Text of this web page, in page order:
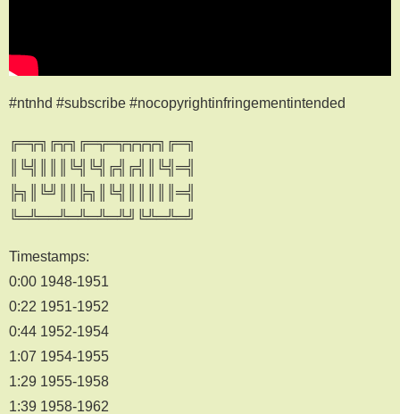
#ntnhd #subscribe #nocopyrightinfringementintended
╔═╦╗╔╦╗╔═╦═╦╦╦╦╗╔═╗
║╚╣║║║╚╣╚╣╔╣╔╣║╚╣═╣
╠╗║╚╝║║╠╗║╚╣║║║║║═╣
╚═╩══╩═╩═╩═╩╝╚╩═╩═╝
Timestamps:
0:00 1948-1951
0:22 1951-1952
0:44 1952-1954
1:07 1954-1955
1:29 1955-1958
1:39 1958-1962